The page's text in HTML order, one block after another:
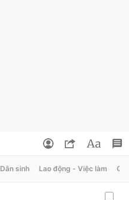
Dân sinh Lao động - Việc làm